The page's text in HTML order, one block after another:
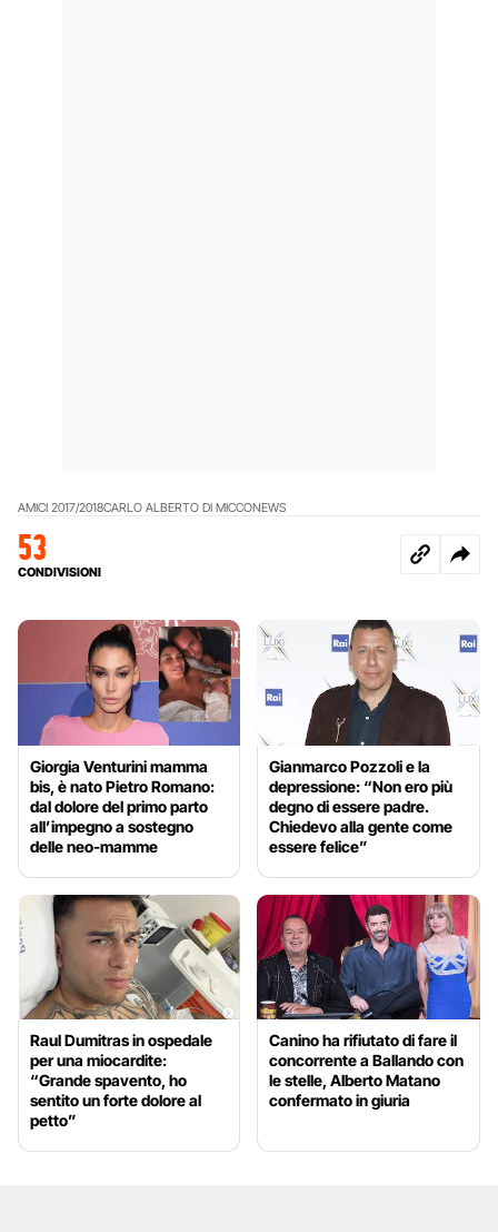
AMICI 2017/2018CARLO ALBERTO DI MICCONEWS
53
CONDIVISIONI
Giorgia Venturini mamma
bis, è nato Pietro Romano:
dal dolore del primo parto
all’impegno a sostegno
delle neo-mamme
Gianmarco Pozzoli e la
depressione: “Non ero più
degno di essere padre.
Chiedevo alla gente come
essere felice”
Raul Dumitras in ospedale
per una miocardite:
“Grande spavento, ho
sentito un forte dolore al
petto”
Canino ha rifiutato di fare il
concorrente a Ballando con
le stelle, Alberto Matano
confermato in giuria